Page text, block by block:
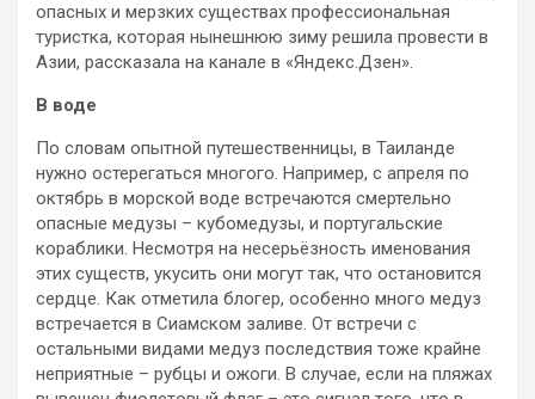
опасных и мерзких существах профессиональная
туристка, которая нынешнюю зиму решила провести в
Азии, рассказала на канале в «Яндекс.Дзен».
В воде
По словам опытной путешественницы, в Таиланде
нужно остерегаться многого. Например, с апреля по
октябрь в морской воде встречаются смертельно
опасные медузы – кубомедузы, и португальские
кораблики. Несмотря на несерьёзность именования
этих существ, укусить они могут так, что остановится
сердце. Как отметила блогер, особенно много медуз
встречается в Сиамском заливе. От встречи с
остальными видами медуз последствия тоже крайне
неприятные – рубцы и ожоги. В случае, если на пляжах